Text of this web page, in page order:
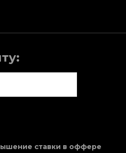
ставки в оффере